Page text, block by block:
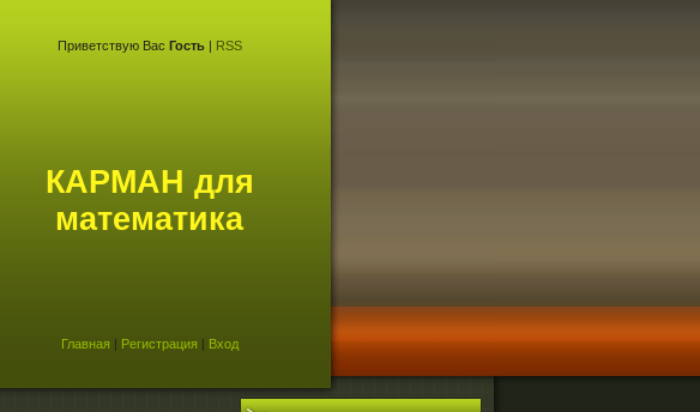
Приветствую Вас Гость| RSS
КАРМАН для
математика
Главная | Регистрация | Вход